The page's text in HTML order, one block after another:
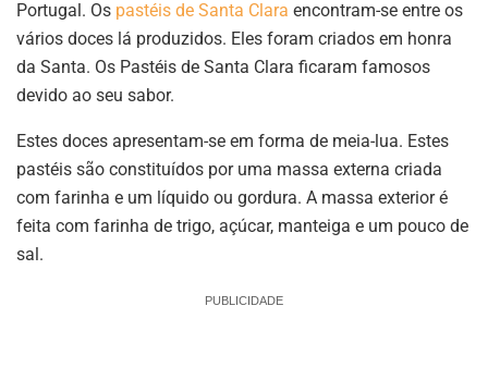
Portugal. Os pastéis de Santa Clara encontram-se entre os
vários doces lá produzidos. Eles foram criados em honra
da Santa. Os Pastéis de Santa Clara ficaram famosos
devido ao seu sabor.
Estes doces apresentam-se em forma de meia-lua. Estes
pastéis são constituídos por uma massa externa criada
com farinha e um líquido ou gordura. A massa exterior é
feita com farinha de trigo, açúcar, manteiga e um pouco de
sal.
PUBLICIDADE